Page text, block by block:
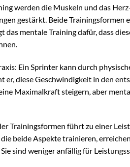
werden die Muskeln und das
gestärkt. Beide Trainingsformen
das mentale Training dafür, dass
Ein Sprinter kann durch
er, diese Geschwindigkeit in den
Maximalkraft steigern, aber
Trainingsformen führt zu einer
beide Aspekte trainieren,
sind weniger anfällig für